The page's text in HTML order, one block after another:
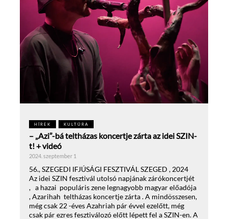
HÍREK KULTÚRA
– „Azi”-bá teltházas koncertje zárta az idei SZIN-
t! + videó
2024. szeptember 1
56., SZEGEDI IFJÚSÁGI FESZTIVÁL SZEGED , 2024
Az idei SZIN fesztivál utolsó napjának zárókoncertjét
, a hazai populáris zene legnagyobb magyar előadója
, Azarihah teltházas koncertje zárta . A mindösszesen,
még csak 22 -éves Azahriah pár évvel ezelőtt, még
csak pár ezres fesztiválozó előtt lépett fel a SZIN-en. A